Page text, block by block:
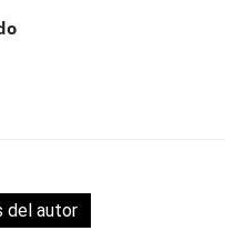
del autor